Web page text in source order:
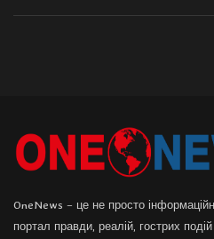
OneNews – це не просто
портал правди, реалій, гострих